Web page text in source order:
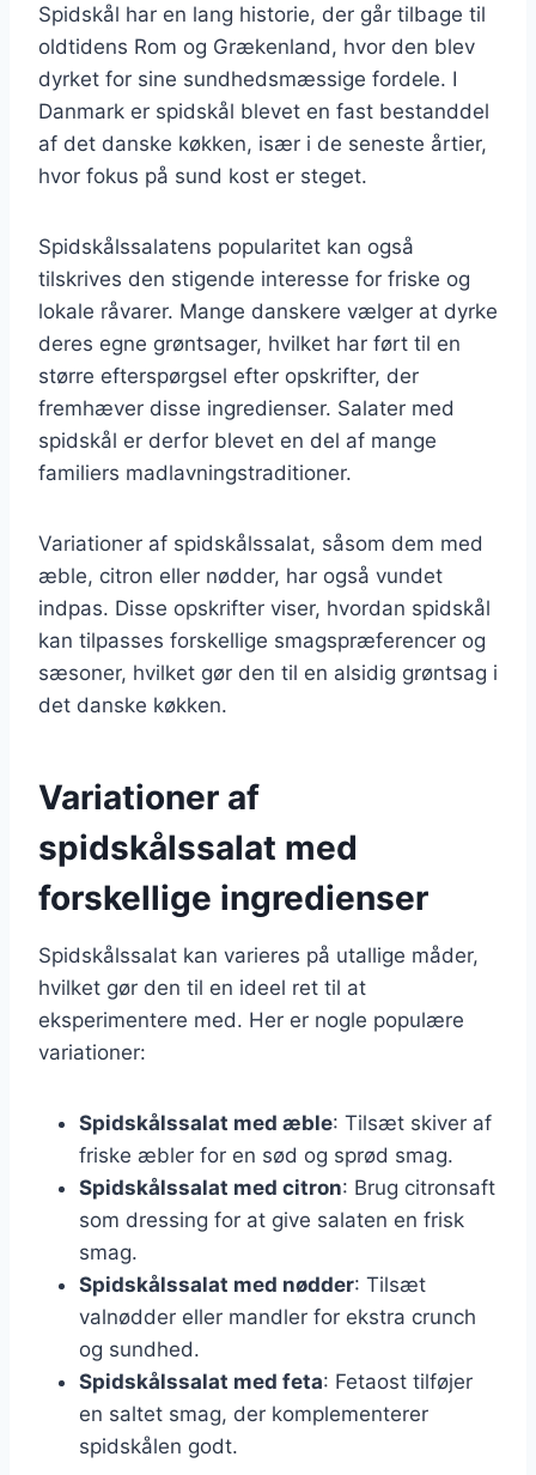
Spidskål har en lang historie, der går tilbage til
oldtidens Rom og Grækenland, hvor den blev
dyrket for sine sundhedsmæssige fordele. I
Danmark er spidskål blevet en fast bestanddel
af det danske køkken, især i de seneste årtier,
hvor fokus på sund kost er steget.
Spidskålssalatens popularitet kan også
tilskrives den stigende interesse for friske og
lokale råvarer. Mange danskere vælger at dyrke
deres egne grøntsager, hvilket har ført til en
større efterspørgsel efter opskrifter, der
fremhæver disse ingredienser. Salater med
spidskål er derfor blevet en del af mange
familiers madlavningstraditioner.
Variationer af spidskålssalat, såsom dem med
æble, citron eller nødder, har også vundet
indpas. Disse opskrifter viser, hvordan spidskål
kan tilpasses forskellige smagspræferencer og
sæsoner, hvilket gør den til en alsidig grøntsag i
det danske køkken.
Variationer af
spidskålssalat med
forskellige ingredienser
Spidskålssalat kan varieres på utallige måder,
hvilket gør den til en ideel ret til at
eksperimentere med. Her er nogle populære
variationer:
Spidskålssalat med æble: Tilsæt skiver af
friske æbler for en sød og sprød smag.
Spidskålssalat med citron: Brug citronsaft
som dressing for at give salaten en frisk
smag.
Spidskålssalat med nødder: Tilsæt
valnødder eller mandler for ekstra crunch
og sundhed.
Spidskålssalat med feta: Fetaost tilføjer
en saltet smag, der komplementerer
spidskålen godt.